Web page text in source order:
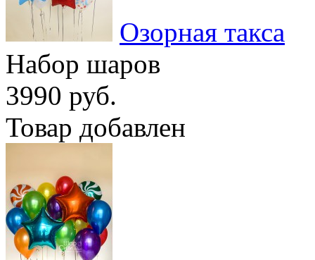
Озорная такса
Набор шаров
3990 руб.
Товар добавлен